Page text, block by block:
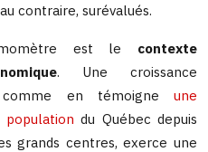
contraire, surévalués.
est le contexte
. Une croissance
comme en témoigne une
du Québec depuis
grands centres, exerce une